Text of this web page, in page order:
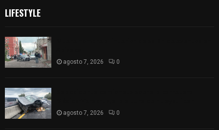
LIFESTYLE
agosto 7, 2026 0
agosto 7, 2026 0